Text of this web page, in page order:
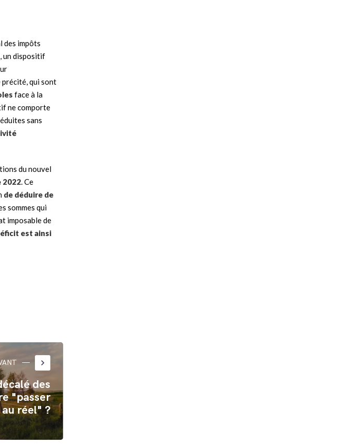
des impôts
un dispositif
précité, qui sont
face à la
ne comporte
sans
du nouvel
2022. Ce
de déduire de
sommes qui
imposable de
est ainsi
keyboard_arrow_right
des
"passer
au réel" ?